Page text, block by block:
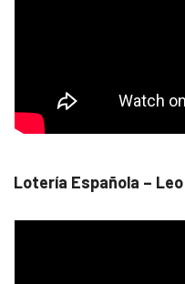
Lotería Española –